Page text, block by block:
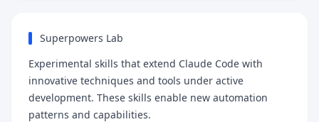
Superpowers Lab
Experimental skills that extend Claude Code with
innovative techniques and tools under active
development. These skills enable new automation
patterns and capabilities.